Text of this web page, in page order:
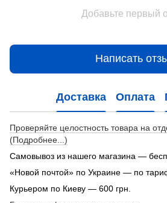
Добавьте первый
Написать
Доставка Оплата
Проверяйте целостность товара на
(Подробнее...)
Самовывоз из нашего магазина —
«Новой почтой» по Украине — по
Курьером по Киеву — 600 грн.